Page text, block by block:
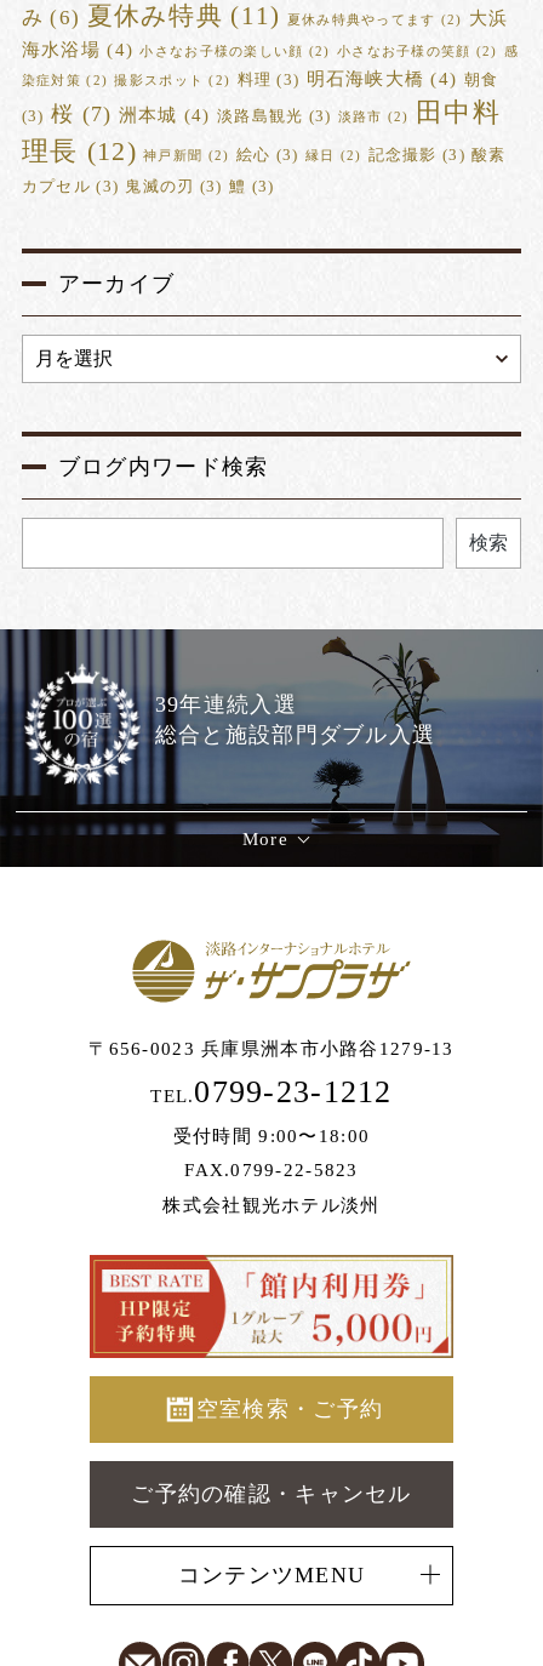
み (6) 夏休み特典 (11) 夏休み特典やってます (2)
大浜
海水浴場 (4) 小さなお子様の楽しい顔 (2) 小さなお子様の笑顔 (2) 感
染症対策 (2) 撮影スポット (2) 料理 (3) 明石海峡大橋 (4) 朝食
(3) 桜 (7) 洲本城 (4) 淡路島観光 (3) 淡路市 (2)
田中料
理長 (12) 神戸新聞 (2) 絵心 (3) 縁日 (2) 記念撮影 (3) 酸素
カプセル (3) 鬼滅の刃 (3) 鱧 (3)
アーカイブ
ブログ内ワード検索
検索
39年連続入選
総合と施設部門ダブル入選
More
〒656-0023 兵庫県洲本市小路谷1279-13
TEL.0799-23-1212
受付時間 9:00〜18:00
FAX.0799-22-5823
株式会社観光ホテル淡州
空室検索・ご予約
ご予約の確認・キャンセル
コンテンツMENU
E-MailInstagramFacebook
X LINETikTok